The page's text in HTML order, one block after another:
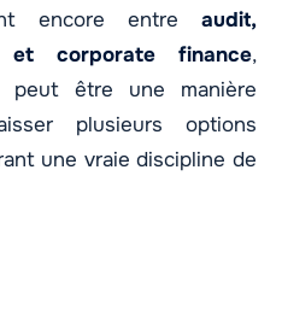
encore entre audit,
et corporate finance,
peut être une manière
plusieurs options
une vraie discipline de